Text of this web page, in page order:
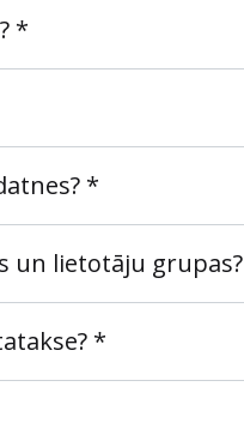
*
*
un lietotāju grupas?
*